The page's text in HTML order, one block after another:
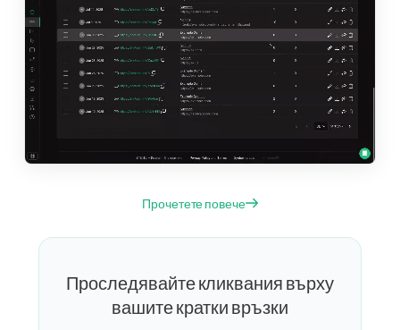
Прочетете повече
Проследявайте кликвания върху
вашите кратки връзки